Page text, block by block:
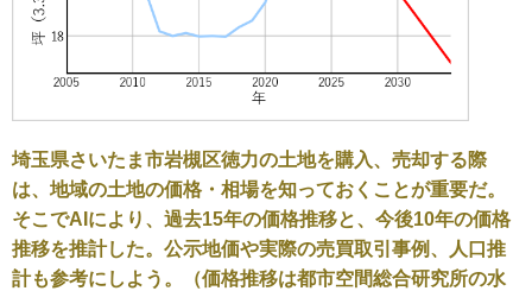
埼玉県さいたま市岩槻区徳力の土地を購入、売却する際
は、地域の土地の価格・相場を知っておくことが重要だ。
そこでAIにより、過去15年の価格推移と、今後10年の価格
推移を推計した。公示地価や実際の売買取引事例、人口推
計も参考にしよう。（価格推移は都市空間総合研究所の水